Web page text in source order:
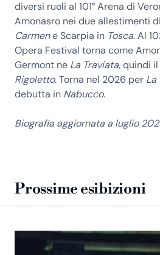
diversi ruoli al 101° Arena di
Amonasro nei due allestimenti di
Carmene Scarpia in Tosca. Al
Opera Festival torna come
Germont ne La Traviata, quindi
Rigoletto. Torna nel 2026 per La
debutta in Nabucco.
Biografia aggiornata a luglio
Prossime esibizioni